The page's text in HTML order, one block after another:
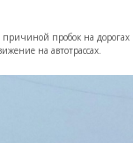
пробок на дорогах
на автотрассах.